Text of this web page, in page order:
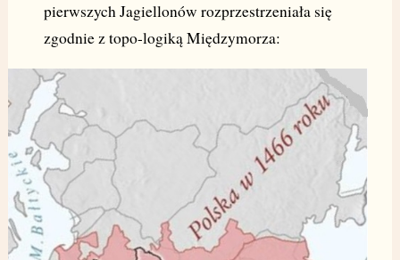
pierwszych Jagiellonów rozprzestrzeniała się
zgodnie z topo-logiką Międzymorza: